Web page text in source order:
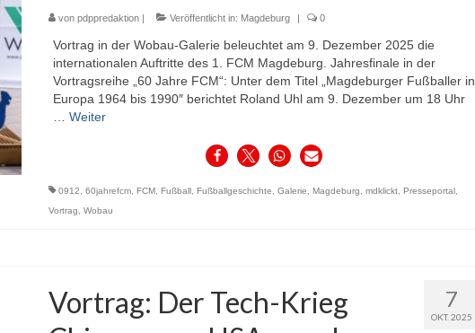
von pdppredaktion| Veröffentlicht in: Magdeburg | 0
Vortrag in der Wobau-Galerie beleuchtet am 9. Dezember 2025 die
internationalen Auftritte des 1. FCM Magdeburg. Jahresfinale in der
Vortragsreihe „60 Jahre FCM“: Unter dem Titel „Magdeburger Fußballer in
Europa 1964 bis 1990″ berichtet Roland Uhl am 9. Dezember um 18 Uhr
Weiter
0912 60jahrefcm, FCM, Fußball, Fußballgeschichte Galerie Magdeburg mdklickt, Presseportal,
Vortrag
Wobau
7
OKT. 2025
Vortrag: Der Tech-Krieg